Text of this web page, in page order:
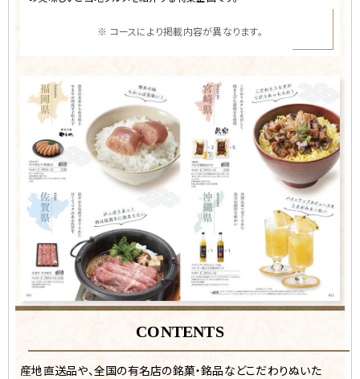
※ コースにより掲載内容が異なります。
CONTENTS
産地直送品や、全国の有名店の銘菓・銘品などこだわりぬいた